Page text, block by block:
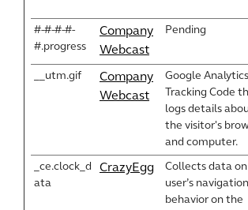
#-#-#-#-
#.progress
Company
Webcast
Pending
__utm.gif
Company
Webcast
Google Analytics
Tracking Code
logs details
the visitor's
and computer.
_ce.clock_d
ata
CrazyEgg
Collects data
user’s
behavior on the